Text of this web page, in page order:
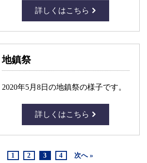
詳しくはこちら
地鎮祭
2020年5月8日の地鎮祭の様子です。
詳しくはこちら
1 2 3 4 次へ »